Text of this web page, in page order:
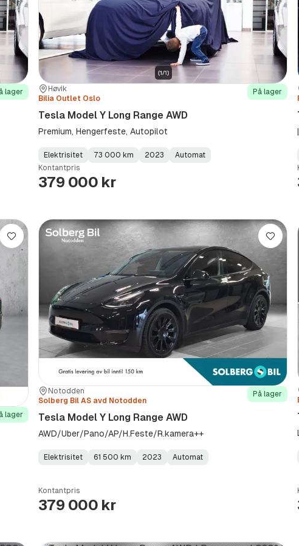
lager Sted:
Høvik
Forhandler:
Bilia Outlet Oslo
På lager
Tesla Model Y Long Range AWD
Premium, Hengerfeste, Autopilot
Fuel
Type:
Elektrisitet
Kilometerstand:
73 000 km
Model
Year:
2023
Gearbox
Type:
Automat
Kontantpris
379 000 kr
lager
Lagre
Sted:
Notodden
Forhandler:
Solberg Bil AS avd Notodden
På lager
Tesla Model Y Long Range AWD
AWD/Uber/Pano/AP/H.Feste/R.kamera++
Fuel
Elektrisitet
Kilometerstand:
61 500 km
Model
2023
Gearbox
Automat
Kontantpris
379 000 kr
Lagre